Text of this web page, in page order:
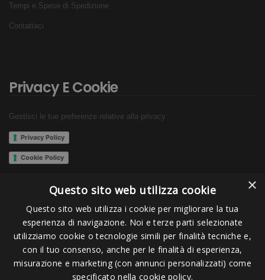
Tempi e Spese di Spedizione
Contattaci
Privacy E Cookie
Gestisci le tue preferenze relative alla privacy
Privacy Policy
Cookie Policy
Seguici su:
×
Questo sito web utilizza cookie
Questo sito web utilizza i cookie per migliorare la tua
esperienza di navigazione. Noi e terze parti selezionate
utilizziamo cookie o tecnologie simili per finalità tecniche e,
con il tuo consenso, anche per le finalità di esperienza,
misurazione e marketing (con annunci personalizzati) come
specificato nella cookie policy.